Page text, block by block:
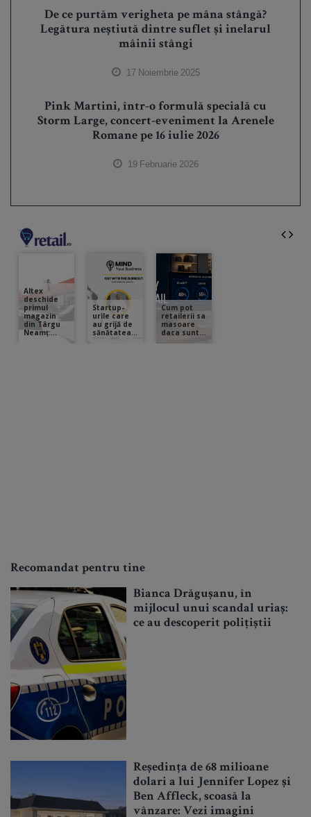
De ce purtăm verigheta pe mâna stângă?
Legătura neștiută dintre suflet și inelarul
mâinii stângi
17 Noiembrie 2025
Pink Martini, într-o formulă specială cu
Storm Large, concert-eveniment la Arenele
Romane pe 16 iulie 2026
19 Februarie 2026
Recomandat pentru tine
Bianca Drăgușanu, în
mijlocul unui scandal uriaș:
ce au descoperit polițiștii
Reședința de 68 milioane
dolari a lui Jennifer Lopez și
Ben Affleck, scoasă la
vânzare: Vezi imagini